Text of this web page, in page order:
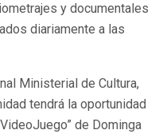
y documentales
diariamente a las
Ministerial de Cultura,
tendrá la oportunidad
de Dominga